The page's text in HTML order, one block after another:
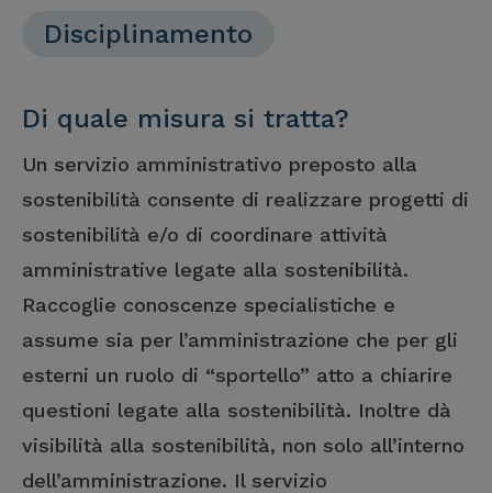
Disciplinamento
Di quale misura si tratta?
Un servizio amministrativo preposto alla
sostenibilità consente di realizzare progetti di
sostenibilità e/o di coordinare attività
amministrative legate alla sostenibilità.
Raccoglie conoscenze specialistiche e
assume sia per l’amministrazione che per gli
esterni un ruolo di “sportello” atto a chiarire
questioni legate alla sostenibilità. Inoltre dà
visibilità alla sostenibilità, non solo all’interno
dell’amministrazione. Il servizio